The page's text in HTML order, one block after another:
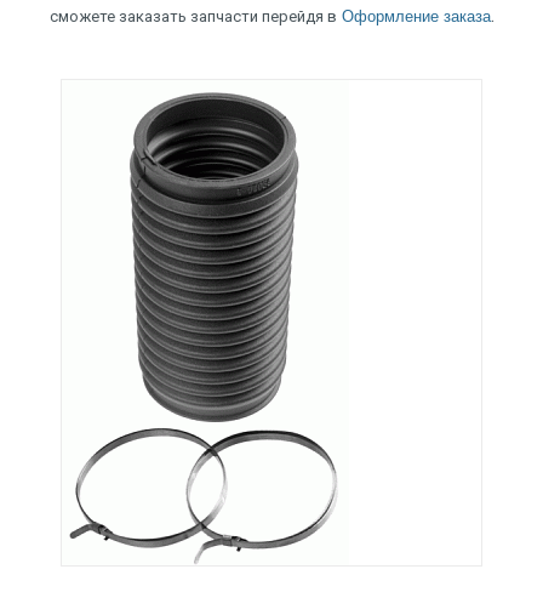
сможете заказать запчасти перейдя в Оформление заказа.